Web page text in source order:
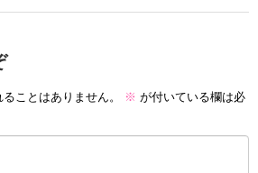
ことはありません。 ※ が付いている欄は必